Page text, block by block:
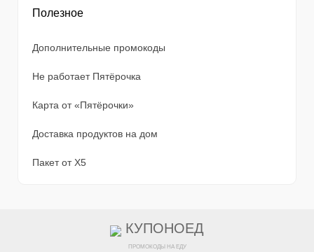
Полезное
Дополнительные промокоды
Не работает Пятёрочка
Карта от «Пятёрочки»
Доставка продуктов на дом
Пакет от X5
КУПОНОЕД
ПРОМОКОДЫ НА ЕДУ